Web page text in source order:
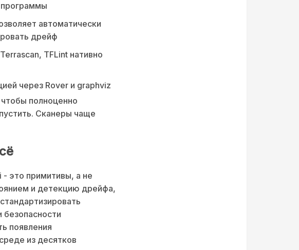
программы
автоматически
дрейф
TFLint нативно
через Rover и graphviz
полноценно
Сканеры чаще
- это примитивы, а не
и детекцию дрейфа,
безопасности
появления
из десятков